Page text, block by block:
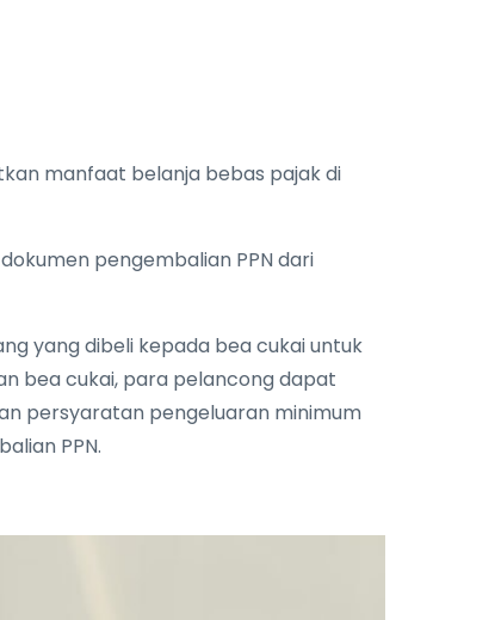
manfaat belanja bebas pajak di
pengembalian PPN dari
yang dibeli kepada bea cukai untuk
bea cukai, para pelancong dapat
persyaratan pengeluaran minimum
PPN.